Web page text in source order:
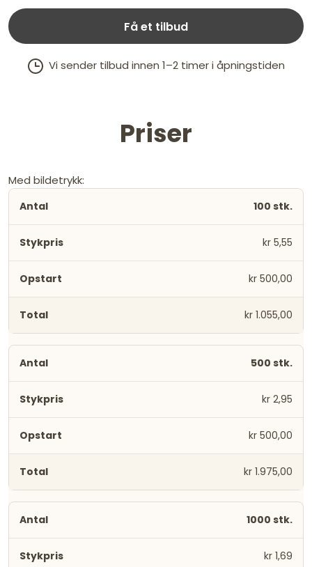
Få et tilbud
Vi sender tilbud innen 1–2 timer i åpningstiden
Priser
Med bildetrykk:
100 stk.
kr 5,55
kr 500,00
kr 1.055,00
500 stk.
kr 2,95
kr 500,00
kr 1.975,00
1000 stk.
kr 1,69